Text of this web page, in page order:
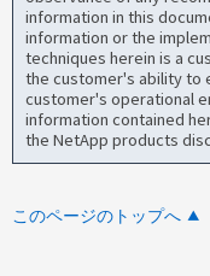
information in this
information or the
techniques herein is a
the customer's ability to
customer's operational
information contained
the NetApp products
このページのトップへ